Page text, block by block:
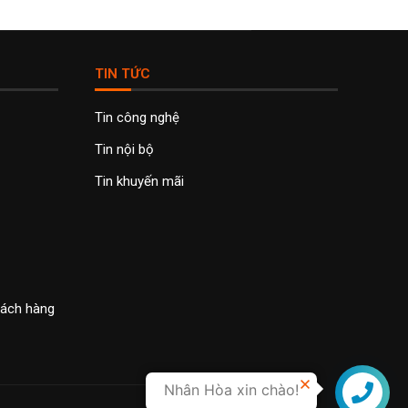
hàng
TIN TỨC
Tin công nghệ
Tin nội bộ
Tin khuyến mãi
Nhân Hòa xin chào!